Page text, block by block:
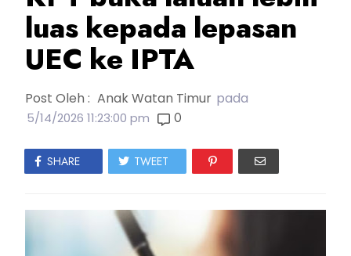
luas kepada lepasan
UEC ke IPTA
Post Oleh : Anak Watan Timur pada
5/14/2026 11:23:00 pm 0
SHARE TWEET